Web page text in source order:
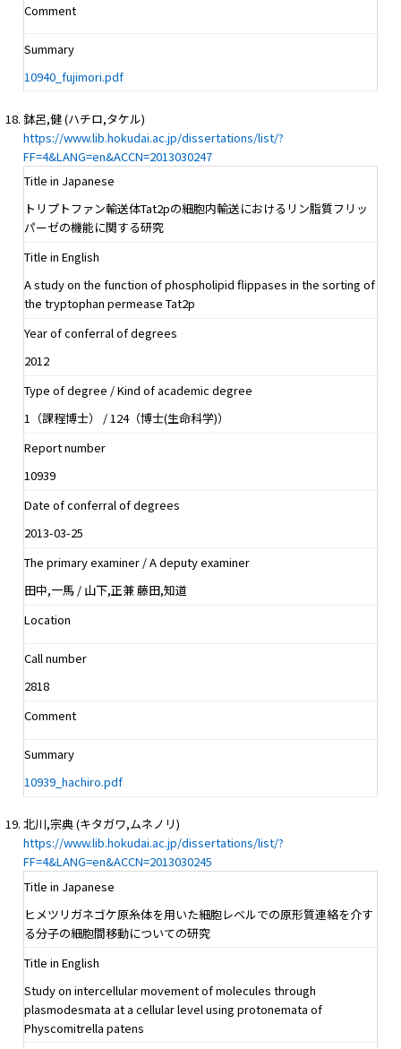
Comment
Summary
10940_fujimori.pdf
鉢呂,健 (ハチロ,タケル)
https://www.lib.hokudai.ac.jp/dissertations/list/?
FF=4&LANG=en&ACCN=2013030247
Title in Japanese
トリプトファン輸送体Tat2pの細胞内輸送におけるリン脂質フリッ
パーゼの機能に関する研究
Title in English
A study on the function of phospholipid flippases in the sorting of
the tryptophan permease Tat2p
Year of conferral of degrees
2012
Type of degree / Kind of academic degree
1（課程博士） / 124（博士(生命科学)）
Report number
10939
Date of conferral of degrees
2013-03-25
The primary examiner / A deputy examiner
田中,一馬 / 山下,正兼 藤田,知道
Location
Call number
2818
Comment
Summary
10939_hachiro.pdf
北川,宗典 (キタガワ,ムネノリ)
https://www.lib.hokudai.ac.jp/dissertations/list/?
FF=4&LANG=en&ACCN=2013030245
Title in Japanese
ヒメツリガネゴケ原糸体を用いた細胞レベルでの原形質連絡を介す
る分子の細胞間移動についての研究
Title in English
Study on intercellular movement of molecules through
plasmodesmata at a cellular level using protonemata of
Physcomitrella patens